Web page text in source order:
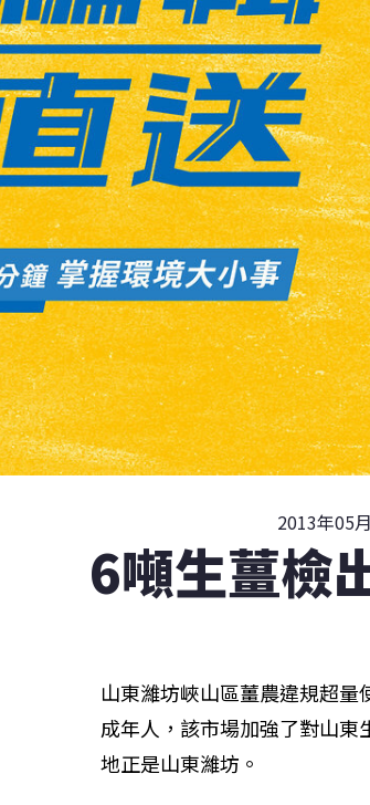
2013年05
6噸生薑檢
山東濰坊峽山區薑農違規超
成年人，該市場加強了對山
地正是山東濰坊。